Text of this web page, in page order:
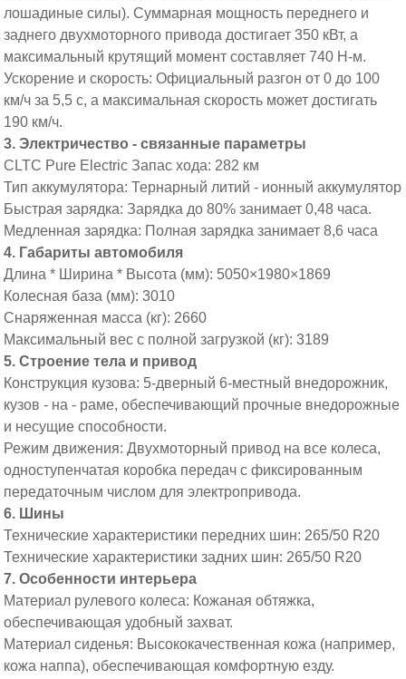
лошадиные силы). Суммарная мощность переднего и
заднего двухмоторного привода достигает 350 кВт, а
максимальный крутящий момент составляет 740 Н-м.
Ускорение и скорость: Официальный разгон от 0 до 100
км/ч за 5,5 с, а максимальная скорость может достигать
190 км/ч.
3. Электричество - связанные параметры
CLTC Pure Electric Запас хода: 282 км
Тип аккумулятора: Тернарный литий - ионный аккумулятор
Быстрая зарядка: Зарядка до 80% занимает 0,48 часа.
Медленная зарядка: Полная зарядка занимает 8,6 часа
4. Габариты автомобиля
Длина * Ширина * Высота (мм): 5050×1980×1869
Колесная база (мм): 3010
Снаряженная масса (кг): 2660
Максимальный вес с полной загрузкой (кг): 3189
5. Строение тела и привод
Конструкция кузова: 5-дверный 6-местный внедорожник,
кузов - на - раме, обеспечивающий прочные внедорожные
и несущие способности.
Режим движения: Двухмоторный привод на все колеса,
одноступенчатая коробка передач с фиксированным
передаточным числом для электропривода.
6. Шины
Технические характеристики передних шин: 265/50 R20
Технические характеристики задних шин: 265/50 R20
7. Особенности интерьера
Материал рулевого колеса: Кожаная обтяжка,
обеспечивающая удобный захват.
Материал сиденья: Высококачественная кожа (например,
кожа наппа), обеспечивающая комфортную езду.